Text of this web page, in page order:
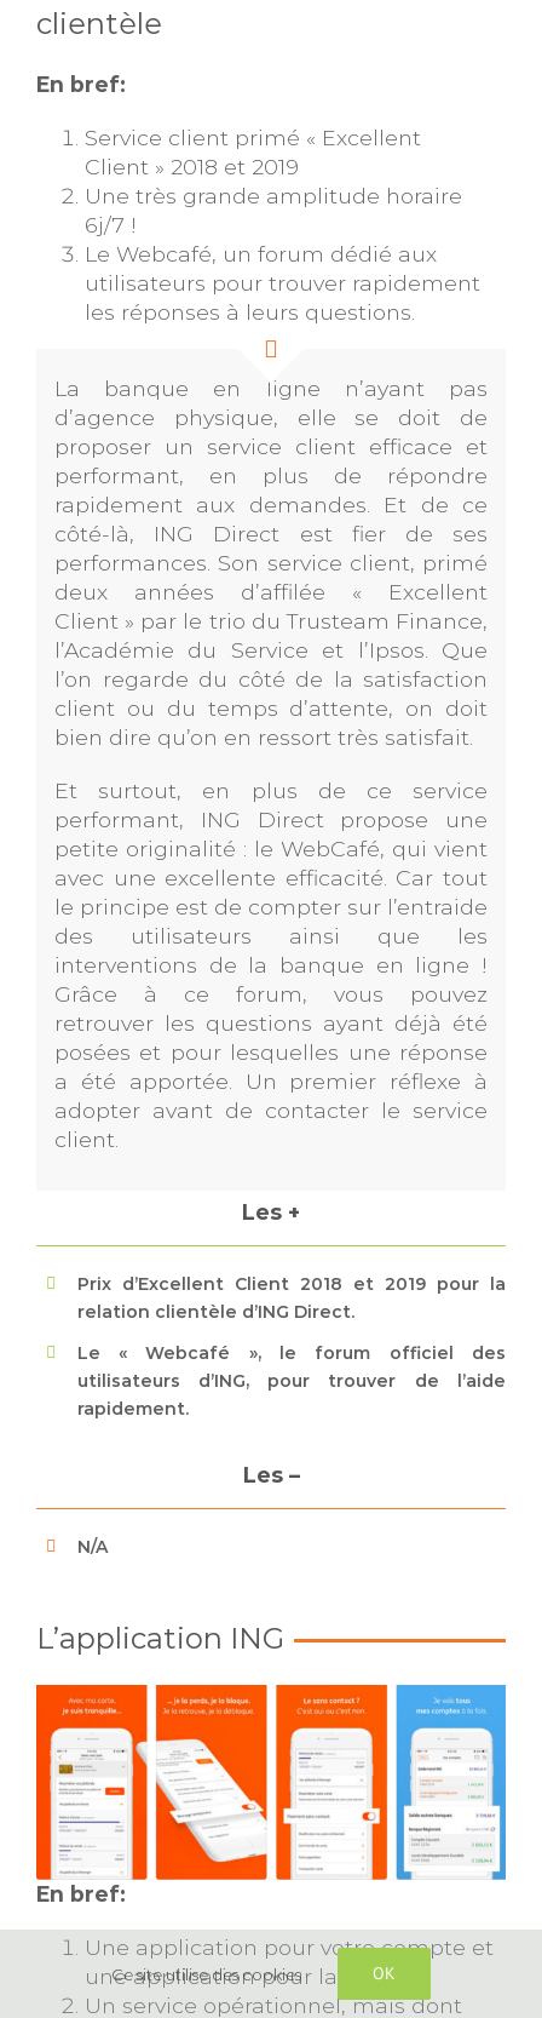
clientèle
En bref:
Service client primé « Excellent
Client » 2018 et 2019
Une très grande amplitude horaire
6j/7 !
Le Webcafé, un forum dédié aux
utilisateurs pour trouver rapidement
les réponses à leurs questions.
La banque en ligne n’ayant pas
d’agence physique, elle se doit de
proposer un service client efficace et
performant, en plus de répondre
rapidement aux demandes. Et de ce
côté-là, ING Direct est fier de ses
performances. Son service client, primé
deux années d’affilée « Excellent
Client » par le trio du Trusteam Finance,
l’Académie du Service et l’Ipsos. Que
l’on regarde du côté de la satisfaction
client ou du temps d’attente, on doit
bien dire qu’on en ressort très satisfait.
Et surtout, en plus de ce service
performant, ING Direct propose une
petite originalité : le WebCafé, qui vient
avec une excellente efficacité. Car tout
le principe est de compter sur l’entraide
des utilisateurs ainsi que les
interventions de la banque en ligne !
Grâce à ce forum, vous pouvez
retrouver les questions ayant déjà été
posées et pour lesquelles une réponse
a été apportée. Un premier réflexe à
adopter avant de contacter le service
client.
Les +
Prix d’Excellent Client 2018 et 2019 pour la
relation clientèle d’ING Direct.
Le « Webcafé », le forum officiel des
utilisateurs d’ING, pour trouver de l’aide
rapidement.
Les –
N/A
L’application ING
En bref:
Une application pour votre compte et
une application pour la bourse.
Un service opérationnel, mais dont
Ce site utilise des cookies OK